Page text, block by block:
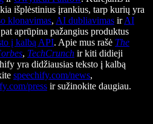
išplėstinius įrankius, tarp kurių yra
klonavimas, AI dubliavimas irAI
aprūpina pažangius produktus
į kalbą API. Apie mus rašė The
, TechCrunch ir kiti didieji
yra didžiausias teksto į kalbą
speechify.com/news,
press ir sužinokite daugiau.